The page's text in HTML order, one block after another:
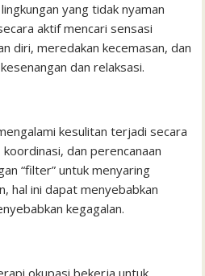
yang tidak nyaman
aktif mencari sensasi
diri, meredakan kecemasan, dan
dan relaksasi.
kesulitan terjadi secara
dan perencanaan
“filter” untuk menyaring
hal ini dapat menyebabkan
kegagalan.
okupasi bekerja untuk